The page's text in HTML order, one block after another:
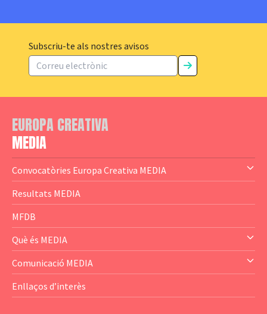
Subscriu-te als nostres avisos
EUROPA CREATIVA
MEDIA
Convocatòries Europa Creativa MEDIA
— Content Cluster
— Business Cluster
— Audience Cluster
— Altres
Resultats MEDIA
MFDB
Què és MEDIA
— El subprograma MEDIA
— Agència Executiva
Comunicació MEDIA
— Estrenes a Catalunya
Enllaços d’interès